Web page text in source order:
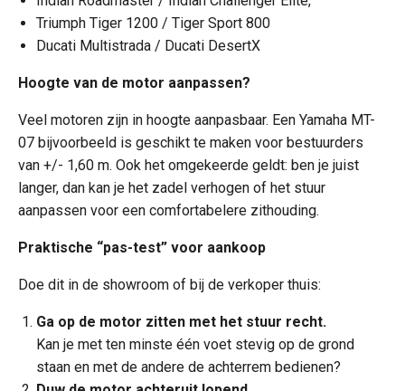
Triumph Tiger 1200 / Tiger Sport 800
Ducati Multistrada / Ducati DesertX
Hoogte van de motor aanpassen?
Veel motoren zijn in hoogte aanpasbaar. Een Yamaha MT-
07 bijvoorbeeld is geschikt te maken voor bestuurders
van +/- 1,60 m. Ook het omgekeerde geldt: ben je juist
langer, dan kan je het zadel verhogen of het stuur
aanpassen voor een comfortabelere zithouding.
Praktische “pas-test” voor aankoop
Doe dit in de showroom of bij de verkoper thuis:
Ga op de motor zitten met het stuur recht.
Kan je met ten minste één voet stevig op de grond
staan en met de andere de achterrem bedienen?